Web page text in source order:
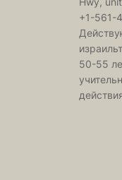
+1-561-
50-55